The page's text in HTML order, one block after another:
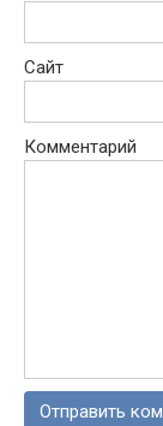
Сайт
Комментарий